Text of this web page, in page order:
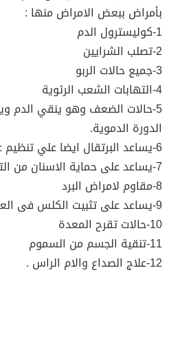
بأمراض ببعض الامراض منها :
1-كوليسترول الدم
2-تصلب الشرايين
3-جميع حالات الربو
4-التهابات الشعب الرئوية
5-حالات الضعف وهو ينقي
الدورة الدموية.
6-يساعد البرتقال ايضا علي تنظيم عملية الهضم
7-يساعد على حماية الاسنان من التسوس .
8-مقاوم لامراض البرد
9-يساعد على تثبيت الكلس فى العظام .
10-حالات تقرح المعدة
11-تنقية الجسم من السموم
12-علاج الصداع والام الراس .